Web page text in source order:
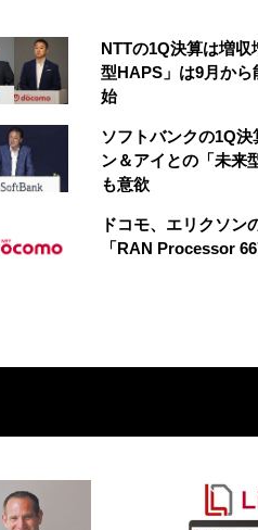
NTTの1Q決算は増
型HAPS」は9月から
始
ソフトバンクの1Q
ン＆アイとの「未来
も意欲
ドコモ、エリクソン
「RAN Processor